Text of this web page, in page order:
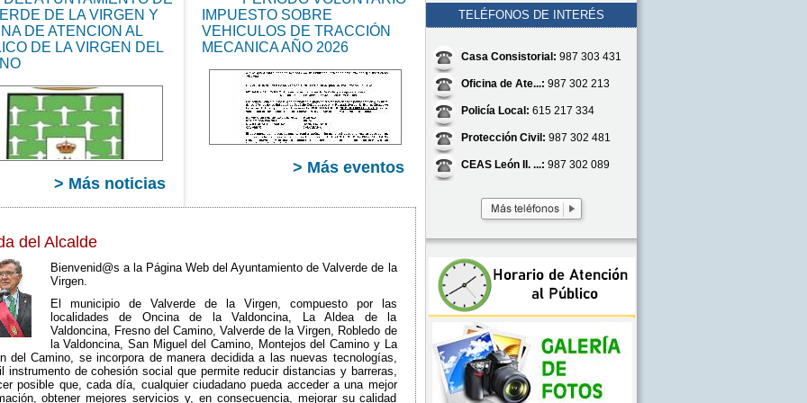
DE LA VIRGEN Y
DE ATENCION AL
DE LA VIRGEN DEL
> Más noticias
08:20:00
CEST
2026
Apr
08:20:00
IMPUESTO SOBRE
VEHICULOS DE TRACCIÓN
MECANICA AÑO 2026
> Más eventos
del Alcalde
Bienvenid@s a la Página Web del Ayuntamiento de Valverde de la
Virgen.
El municipio de Valverde de la Virgen, compuesto por las
localidades de Oncina de la Valdoncina, La Aldea de la
Valdoncina, Fresno del Camino, Valverde de la Virgen, Robledo de
la Valdoncina, San Miguel del Camino, Montejos del Camino y La
del Camino, se incorpora de manera decidida a las nuevas tecnologías,
instrumento de cohesión social que permite reducir distancias y barreras,
posible que, cada día, cualquier ciudadano pueda acceder a una mejor
obtener mejores servicios y, en consecuencia, mejorar su calidad
TELÉFONOS DE INTERÉS
Casa Consistorial: 987 303 431
Oficina de Ate...: 987 302 213
Policía Local: 615 217 334
Protección Civil: 987 302 481
CEAS León II. ...: 987 302 089